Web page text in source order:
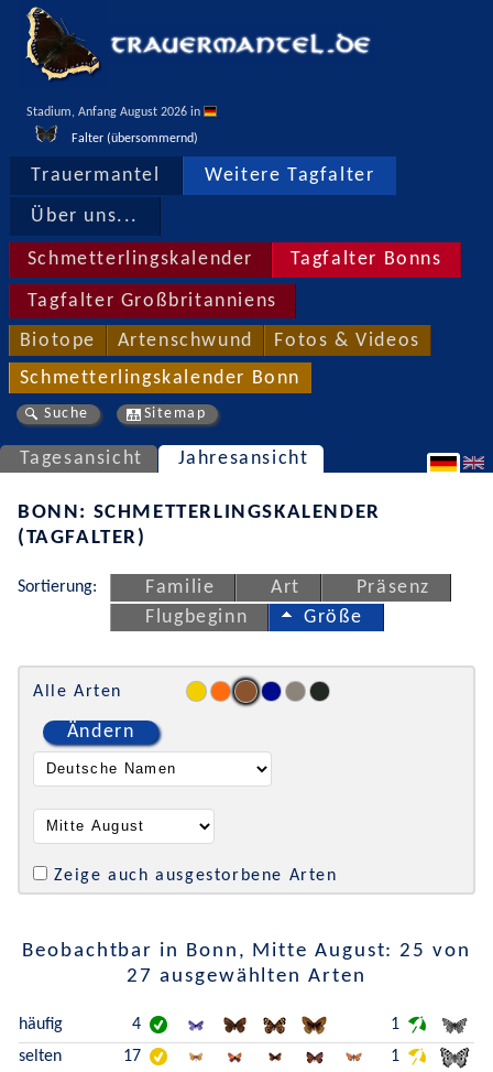
Stadium, Anfang August 2026 in
Falter (übersommernd)
Trauermantel Weitere Tagfalter
Über uns...
Schmetterlingskalender Tagfalter Bonns
Tagfalter Großbritanniens
Biotope Artenschwund Fotos & Videos
Schmetterlingskalender Bonn
Suche Sitemap
Tagesansicht Jahresansicht
BONN: SCHMETTERLINGSKALENDER
(TAGFALTER)
Sortierung: Familie Art
Präsenz
Flugbeginn
Größe
Alle Arten
Ändern
Zeige auch ausgestorbene Arten
Beobachtbar in Bonn, Mitte August: 25 von
27 ausgewählten Arten
häufig 4
1
selten
17 1